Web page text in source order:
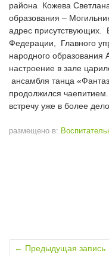
района Кожева
образования –
адрес присутствующих.
Федерации, Главного
народного образования
настроение в зале
ансамбля танца
продолжился
встречу уже в более
размещено в:
← Предыдущая запись